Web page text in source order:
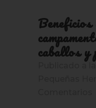
caballos y